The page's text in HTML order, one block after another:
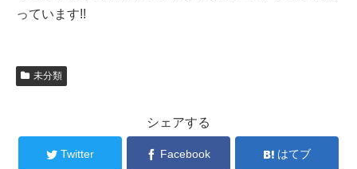
っています!!
未分類
シェアする
Twitter Facebook はてブ